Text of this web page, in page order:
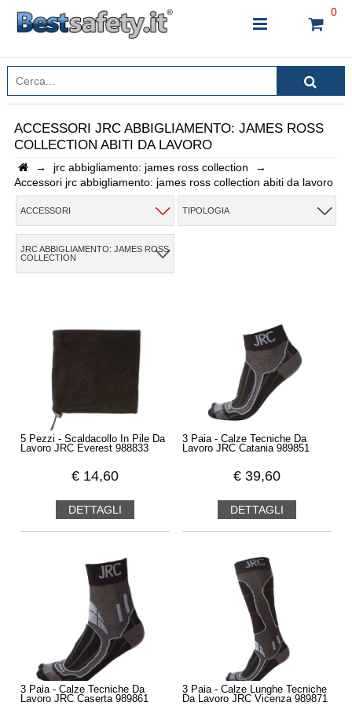
0
CERCANDO
ACCESSORI JRC ABBIGLIAMENTO: JAMES ROSS
COLLECTION ABITI DA LAVORO
→ jrc abbigliamento: james ross collection
→
Accessori jrc abbigliamento: james ross collection abiti da lavoro
ACCESSORI TIPOLOGIA
JRC ABBIGLIAMENTO: JAMES ROSS
COLLECTION
5 Pezzi - Scaldacollo In Pile Da
Lavoro JRC Everest 988833
€ 14,60
DETTAGLI
3 Paia - Calze Tecniche Da
Lavoro JRC Catania 989851
€ 39,60
DETTAGLI
3 Paia - Calze Tecniche Da
Lavoro JRC Caserta 989861
3 Paia - Calze Lunghe Tecniche
Da Lavoro JRC Vicenza 989871